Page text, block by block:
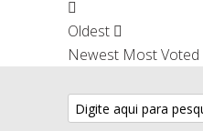
Oldest
Newest Most Voted